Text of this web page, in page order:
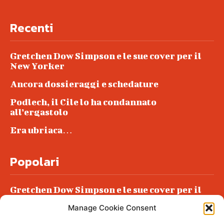
Manage Cookie Consent
Recenti
Gretchen Dow Simpson e le sue cover per il
New Yorker
Ancora dossieraggi e schedature
Podlech, il Cile lo ha condannato
all’ergastolo
Era ubriaca…
Popolari
Gretchen Dow Simpson e le sue cover per il